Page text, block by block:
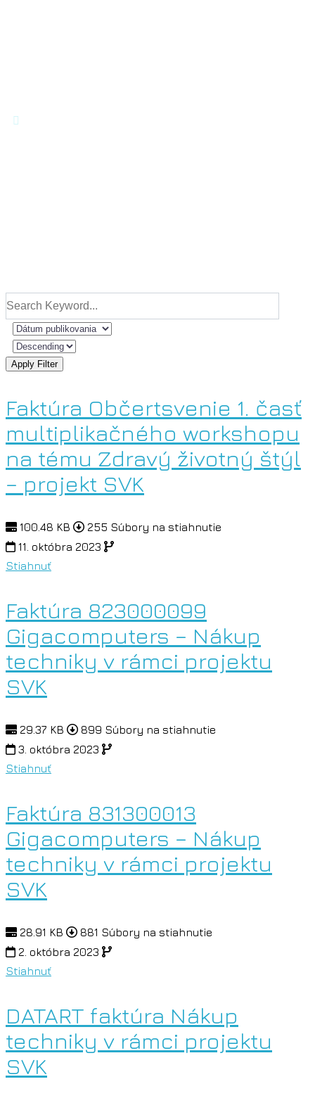

Apply Filter
Faktúra Občertsvenie 1. časť
multiplikačného workshopu
na tému Zdravý životný štýl
– projekt SVK
100.48 KB
255 Súbory na stiahnutie
11. októbra 2023
Stiahnuť
Faktúra 823000099
Gigacomputers – Nákup
techniky v rámci projektu
SVK
29.37 KB
899 Súbory na stiahnutie
3. októbra 2023
Stiahnuť
Faktúra 831300013
Gigacomputers – Nákup
techniky v rámci projektu
SVK
28.91 KB
881 Súbory na stiahnutie
2. októbra 2023
Stiahnuť
DATART faktúra Nákup
techniky v rámci projektu
SVK